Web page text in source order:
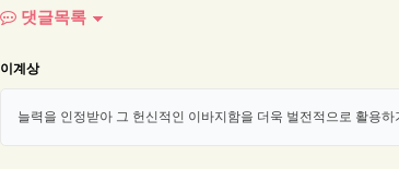
댓글목록
이계상
늘력을 인정받아 그 헌신적인 이바지함을 더욱 벌전적으로 활용하